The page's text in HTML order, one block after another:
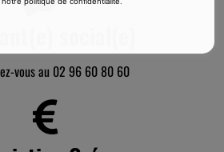
vous au 02 96 60 80 60